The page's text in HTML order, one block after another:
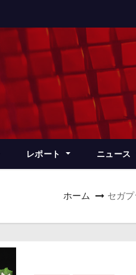
レポート ニュース
ホーム セガ